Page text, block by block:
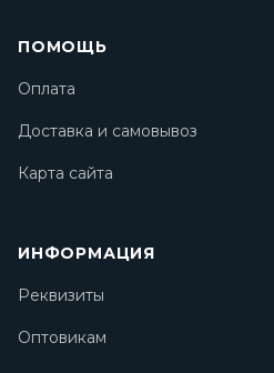
ПОМОЩЬ
Оплата
Доставка и самовывоз
Карта сайта
ИНФОРМАЦИЯ
Реквизиты
Оптовикам